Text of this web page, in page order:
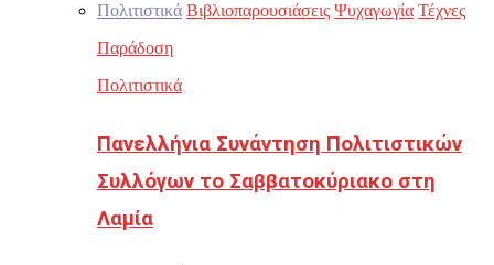
Πολιτιστικά Βιβλιοπαρουσιάσεις Ψυχαγωγία Τέχνες
Παράδοση
Πολιτιστικά
Πανελλήνια Συνάντηση Πολιτιστικών
Συλλόγων το Σαββατοκύριακο στη
Λαμία